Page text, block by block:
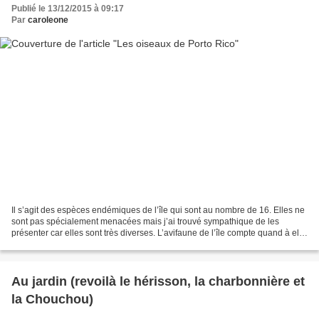
Publié le 13/12/2015 à 09:17
Par caroleone
Il s’agit des espèces endémiques de l’île qui sont au nombre de 16. Elles ne
sont pas spécialement menacées mais j’ai trouvé sympathique de les
présenter car elles sont très diverses. L’avifaune de l’île compte quand à elle
Au jardin (revoilà le hérisson, la charbonnière et
la Chouchou)